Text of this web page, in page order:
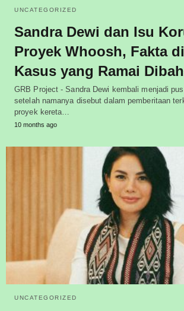
UNCATEGORIZED
Sandra Dewi dan Isu
Proyek Whoosh, Fakta
Kasus yang Ramai
GRB Project - Sandra Dewi kembali menjadi
setelah namanya disebut dalam pemberitaan
proyek kereta…
10 months ago
UNCATEGORIZED